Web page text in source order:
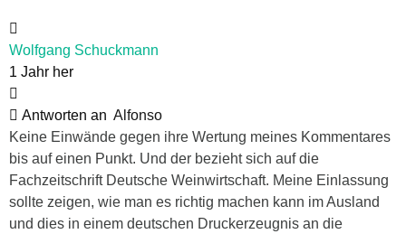
Wolfgang Schuckmann
1 Jahr her
Antworten an Alfonso
Keine Einwände gegen ihre Wertung meines Kommentares
bis auf einen Punkt. Und der bezieht sich auf die
Fachzeitschrift Deutsche Weinwirtschaft. Meine Einlassung
sollte zeigen, wie man es richtig machen kann im Ausland
und dies in einem deutschen Druckerzeugnis an die